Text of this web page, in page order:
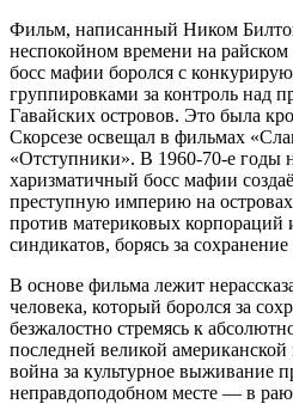
Фильм, написанный Ником
неспокойном времени на
босс мафии боролся с
группировками за контроль над
Гавайских островов. Это была
Скорсезе освещал в фильмах
«Отступники». В 1960-70-е годы
харизматичный босс мафии
преступную империю на
против материковых
синдикатов, борясь за
В основе фильма лежит
человека, который боролся за
безжалостно стремясь к
последней великой
война за культурное выживание
неправдоподобном месте — в